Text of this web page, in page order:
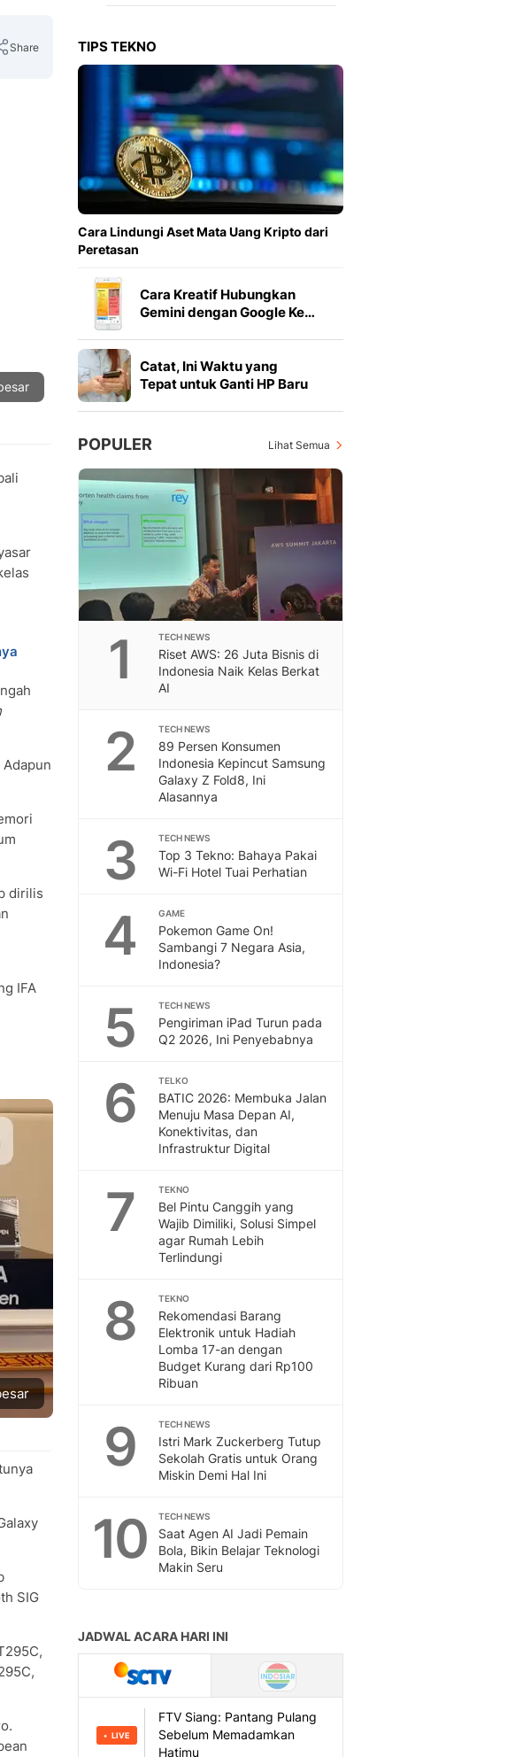
Share
dirilis
IFA
SIG
TIPS TEKNO
Cara Lindungi Aset Mata Uang Kripto dari
Peretasan
Cara Kreatif Hubungkan
Gemini dengan Google Ke…
Catat, Ini Waktu yang
Tepat untuk Ganti HP Baru
POPULER Lihat Semua
1 TECH NEWS
Riset AWS: 26 Juta Bisnis di
Indonesia Naik Kelas Berkat
AI
2 TECH NEWS
89 Persen Konsumen
Indonesia Kepincut Samsung
Galaxy Z Fold8, Ini
Alasannya
3 TECH NEWS
Top 3 Tekno: Bahaya Pakai
Wi-Fi Hotel Tuai Perhatian
4 GAME
Pokemon Game On!
Sambangi 7 Negara Asia,
Indonesia?
5 TECH NEWS
Pengiriman iPad Turun pada
Q2 2026, Ini Penyebabnya
6 TELKO
BATIC 2026: Membuka Jalan
Menuju Masa Depan AI,
Konektivitas, dan
Infrastruktur Digital
7 TEKNO
Bel Pintu Canggih yang
Wajib Dimiliki, Solusi Simpel
agar Rumah Lebih
Terlindungi
8 TEKNO
Rekomendasi Barang
Elektronik untuk Hadiah
Lomba 17-an dengan
Budget Kurang dari Rp100
Ribuan
9 TECH NEWS
Istri Mark Zuckerberg Tutup
Sekolah Gratis untuk Orang
Miskin Demi Hal Ini
10 TECH NEWS
Saat Agen AI Jadi Pemain
Bola, Bikin Belajar Teknologi
Makin Seru